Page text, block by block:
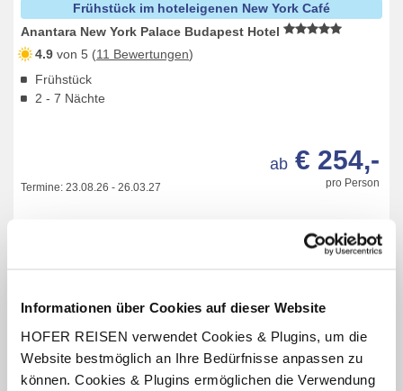
Informationen über Cookies auf dieser Website
HOFER REISEN verwendet Cookies & Plugins, um die
Website bestmöglich an Ihre Bedürfnisse anpassen zu
können. Cookies & Plugins ermöglichen die Verwendung
Frühstück im hoteleigenen New York Café
Anantara New York Palace Budapest Hotel
4.9 von 5 (11 Bewertungen)
Frühstück
2 - 7 Nächte
Termine: 23.08.26 - 26.03.27 pro Person
ab € 254,-
INKLUSIV-LEISTUNGEN
2 - 7 x Übernachtung im Anantara New York Palace
Budapest Hotel